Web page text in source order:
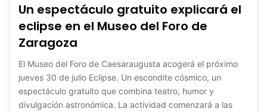
Un espectáculo gratuito explicará el
eclipse en el Museo del Foro de
Zaragoza
El Museo del Foro de Caesaraugusta acogerá el próximo
jueves 30 de julio Eclipse. Un escondite cósmico, un
espectáculo gratuito que combina teatro, humor y
divulgación astronómica. La actividad comenzará a las